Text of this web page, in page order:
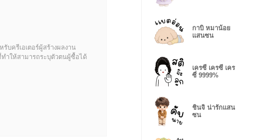
บครีเอเตอร์ผู้สร้างผลงาน
ำให้สามารถระบุตัวตนผู้ซื้อได้
กาบิ หมาน้อย
แสนซน
เครซี่ เครซี่ เคร
ซี่ 9999%
ชินจิ น่ารักแสน
ซน